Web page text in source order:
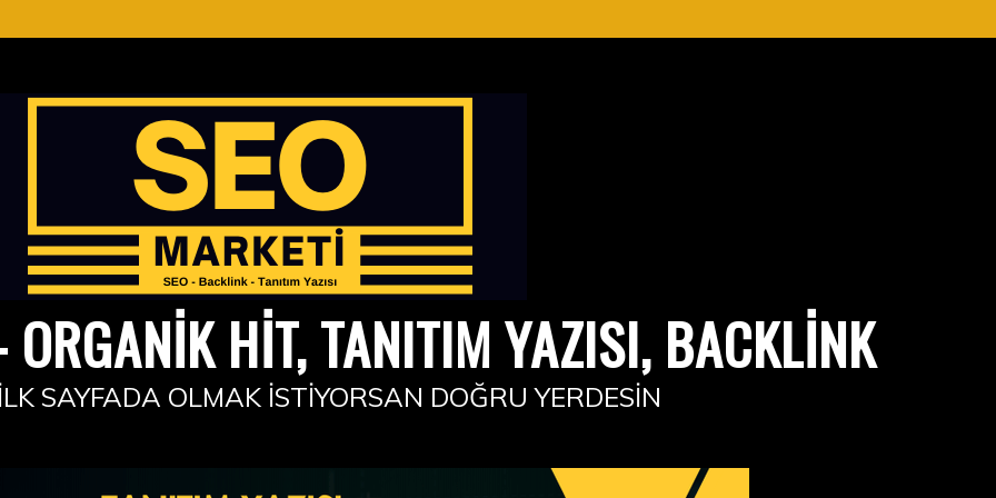
ORGANIK HIT, TANITIM YAZISI, BACKLINK
SAYFADA OLMAK İSTIYORSAN DOĞRU YERDESIN